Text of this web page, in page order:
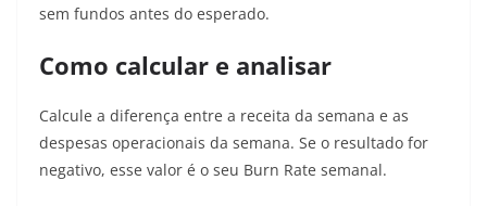
sem fundos antes do esperado.
Como calcular e analisar
Calcule a diferença entre a receita da semana e as
despesas operacionais da semana. Se o resultado for
negativo, esse valor é o seu Burn Rate semanal.